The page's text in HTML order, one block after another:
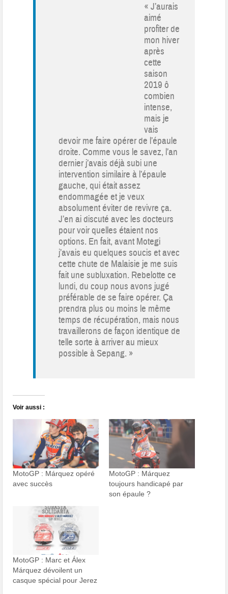
« J’aurais
aimé
profiter de
mon hiver
après
cette
saison
2019 ô
combien
intense,
mais je
vais
devoir me faire opérer de l’épaule
droite. Comme vous le savez, l’an
dernier j’avais déjà subi une
intervention similaire à l’épaule
gauche, qui était assez
endommagée et je veux
absolument éviter de revivre ça.
J’en ai discuté avec les docteurs
pour voir quelles étaient nos
options. En fait, avant Motegi
j’avais eu quelques soucis et avec
cette chute de Malaisie je me suis
fait une subluxation. Rebelotte ce
lundi, du coup nous avons jugé
préférable de se faire opérer. Ça
prendra plus ou moins le même
temps de récupération, mais nous
travaillerons de façon identique de
telle sorte à arriver au mieux
possible à Sepang. »
Voir aussi :
MotoGP : Márquez opéré
avec succès
MotoGP : Márquez
toujours handicapé par
son épaule ?
MotoGP : Marc et Álex
Márquez dévoilent un
casque spécial pour Jerez